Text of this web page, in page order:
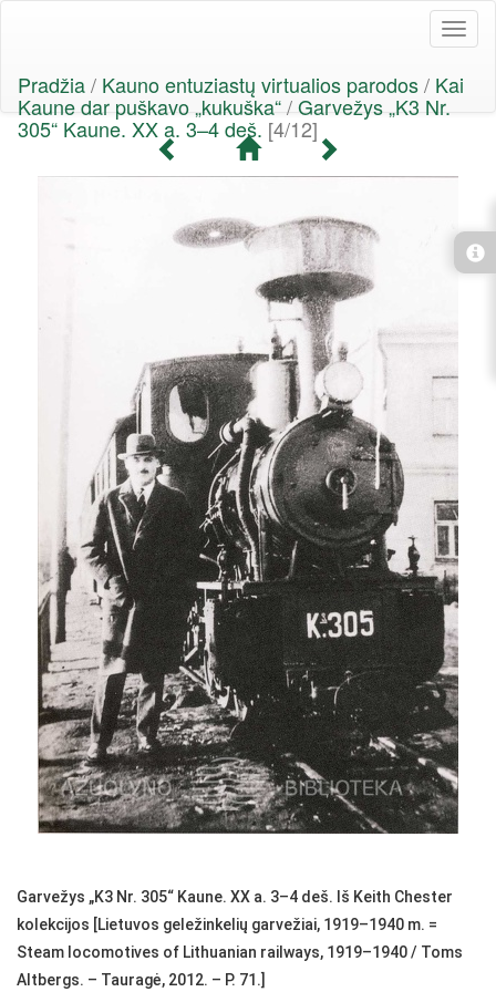
Pradžia/ Kauno entuziastų virtualios parodos/ Kai
Kaune dar puškavo „kukuška“/Garvežys „K3 Nr.
305“ Kaune. XX a. 3–4 deš. [4/12]
Garvežys „K3 Nr. 305“ Kaune. XX a. 3–4 deš. Iš Keith Chester
kolekcijos [Lietuvos geležinkelių garvežiai, 1919–1940 m. =
Steam locomotives of Lithuanian railways, 1919–1940 / Toms
Altbergs. – Tauragė, 2012. – P. 71.]